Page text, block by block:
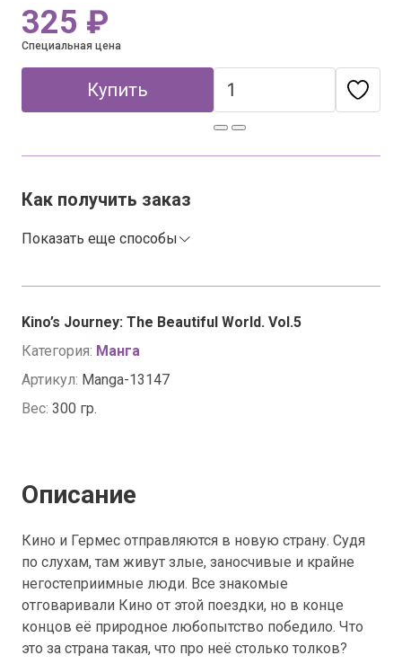
Kino’s Journey: The Beautiful World. Vol.5
Категория: Манга
Артикул: Manga-13147
Вес: 300 гр.
325 ₽
Специальная цена
Купить
Как получить заказ
Показать еще способы
Описание
Кино и Гермес отправляются в новую страну. Судя
по слухам, там живут злые, заносчивые и крайне
негостеприимные люди. Все знакомые
отговаривали Кино от этой поездки, но в конце
концов её природное любопытство победило. Что
это за страна такая, что про неё столько толков?